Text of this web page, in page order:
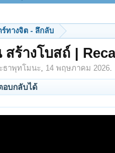
ทางจิต - ลึกลับ
ร้างโบสถ์ |
ธาพุทโมนะ, 14 พฤษภาคม 2026.
อบกลับได้